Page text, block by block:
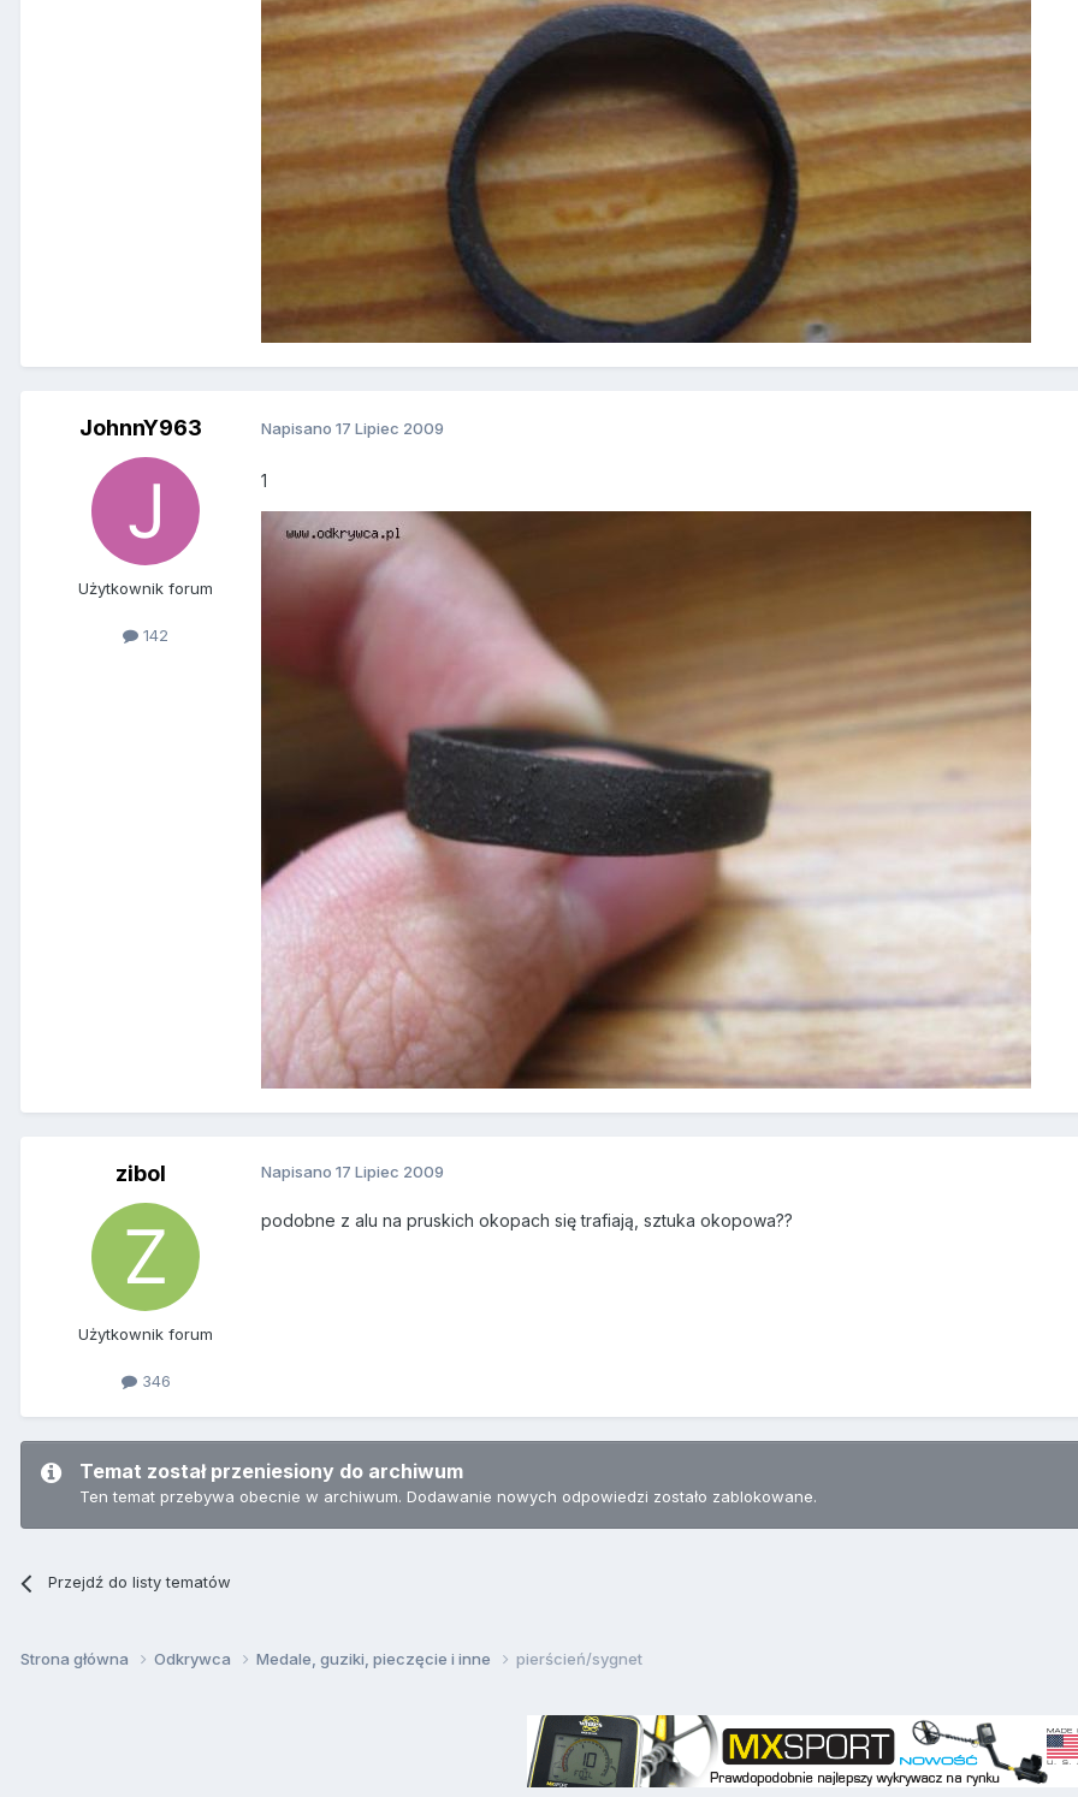
JohnnY963
Użytkownik forum
142
Napisano 17 Lipiec 2009
1
zibol
Użytkownik forum
346
Napisano 17 Lipiec 2009
podobne z alu na pruskich okopach się trafiają, sztuka okopowa??
Temat został przeniesiony do archiwum
Ten temat przebywa obecnie w archiwum. Dodawanie nowych odpowiedzi zostało zablokowane.
Przejdź do listy tematów
Strona główna Odkrywca Medale, guziki, pieczęcie i inne pierścień/sygnet